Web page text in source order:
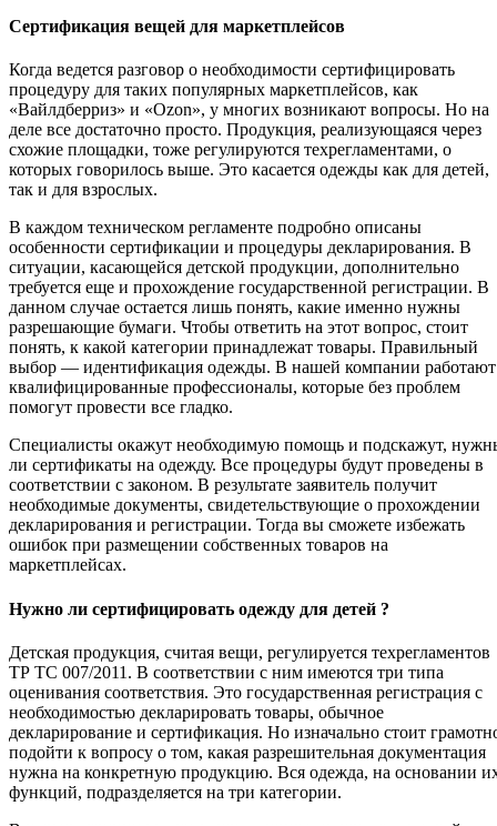
Сертификация вещей для маркетплейсов
Когда ведется разговор о необходимости сертифицировать
процедуру для таких популярных маркетплейсов, как
«Вайлдберриз» и «Ozon», у многих возникают вопросы. Но на
деле все достаточно просто. Продукция, реализующаяся через
схожие площадки, тоже регулируются техрегламентами, о
которых говорилось выше. Это касается одежды как для детей,
так и для взрослых.
В каждом техническом регламенте подробно описаны
особенности сертификации и процедуры декларирования. В
ситуации, касающейся детской продукции, дополнительно
требуется еще и прохождение государственной регистрации. В
данном случае остается лишь понять, какие именно нужны
разрешающие бумаги. Чтобы ответить на этот вопрос, стоит
понять, к какой категории принадлежат товары. Правильный
выбор — идентификация одежды. В нашей компании работают
квалифицированные профессионалы, которые без проблем
помогут провести все гладко.
Специалисты окажут необходимую помощь и подскажут,
ли сертификаты на одежду. Все процедуры будут проведены в
соответствии с законом. В результате заявитель получит
необходимые документы, свидетельствующие о прохождении
декларирования и регистрации. Тогда вы сможете избежать
ошибок при размещении собственных товаров на
маркетплейсах.
Нужно ли сертифицировать одежду для детей ?
Детская продукция, считая вещи, регулируется техрегламентов
ТР ТС 007/2011. В соответствии с ним имеются три типа
оценивания соответствия. Это государственная регистрация с
необходимостью декларировать товары, обычное
декларирование и сертификация. Но изначально стоит
подойти к вопросу о том, какая разрешительная документация
нужна на конкретную продукцию. Вся одежда, на основании
функций, подразделяется на три категории.